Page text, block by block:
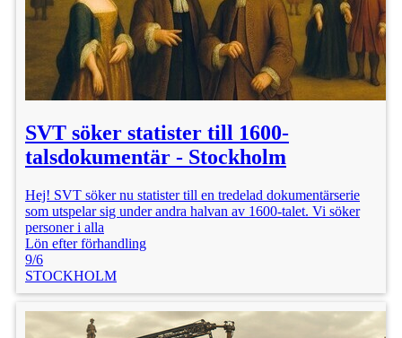
SVT söker statister till 1600-
talsdokumentär - Stockholm
Hej! SVT söker nu statister till en tredelad dokumentärserie
som utspelar sig under andra halvan av 1600-talet. Vi söker
personer i alla
Lön efter förhandling
9/6
STOCKHOLM